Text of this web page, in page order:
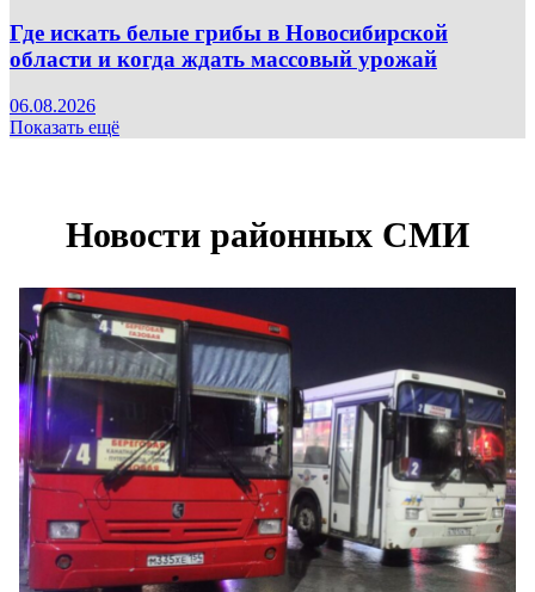
Где искать белые грибы в Новосибирской
области и когда ждать массовый урожай
06.08.2026
Показать ещё